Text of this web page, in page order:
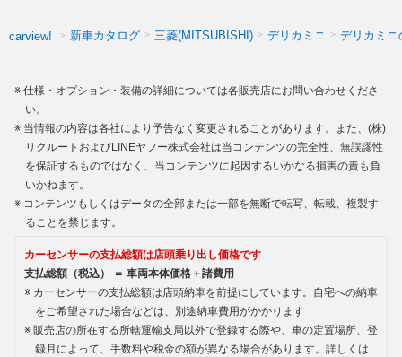
carview! 新車カタログ 三菱(MITSUBISHI) デリカミニ デリカミニ
仕様・オプション・装備の詳細については各販売店にお問い合わせくださ
い。
当情報の内容は各社により予告なく変更されることがあります。また、(株)
リクルートおよびLINEヤフー株式会社は当コンテンツの完全性、無誤謬性
を保証するものではなく、当コンテンツに起因するいかなる損害の責も負
いかねます。
コンテンツもしくはデータの全部または一部を無断で転写、転載、複製す
ることを禁じます。
カーセンサーの支払総額は店頭乗り出し価格です
支払総額（税込） ＝ 車両本体価格＋諸費用
カーセンサーの支払総額は店頭納車を前提にしています。自宅への納車
をご希望された場合などは、別途納車費用がかかります
販売店の所在する所轄運輸支局以外で登録する際や、車の定置場所、登
録月によって、手数料や税金の額が異なる場合があります。詳しくは